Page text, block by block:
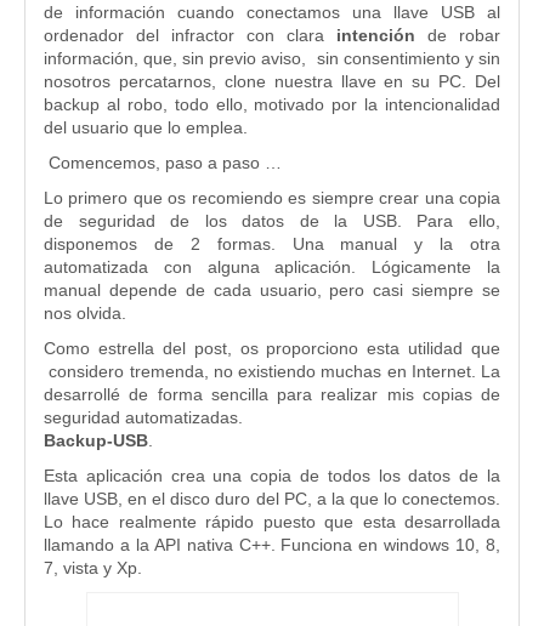
de información cuando conectamos una llave USB al
ordenador del infractor con clara intención de robar
información, que, sin previo aviso, sin consentimiento y sin
nosotros percatarnos, clone nuestra llave en su PC. Del
backup al robo, todo ello, motivado por la intencionalidad
del usuario que lo emplea.
Comencemos, paso a paso …
Lo primero que os recomiendo es siempre crear una copia
de seguridad de los datos de la USB. Para ello,
disponemos de 2 formas. Una manual y la otra
automatizada con alguna aplicación. Lógicamente la
manual depende de cada usuario, pero casi siempre se
nos olvida.
Como estrella del post, os proporciono esta utilidad que
considero tremenda, no existiendo muchas en Internet. La
desarrollé de forma sencilla para realizar mis copias de
seguridad automatizadas.
Backup-USB
Esta aplicación crea una copia de todos los datos de la
llave USB, en el disco duro del PC, a la que lo conectemos.
Lo hace realmente rápido puesto que esta desarrollada
llamando a la API nativa C++. Funciona en windows 10, 8,
7, vista y Xp.